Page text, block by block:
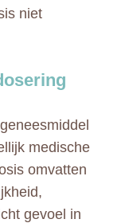
niet
medische
omvatten
gevoel in